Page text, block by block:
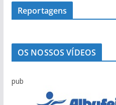
d
n
o
í
Reportagens
OS NOSSOS VÍDEOS
pub